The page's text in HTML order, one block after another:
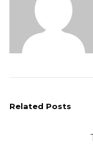
Related Posts